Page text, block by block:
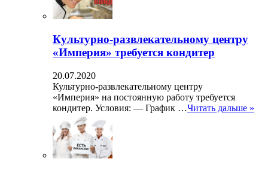
Культурно-развлекательному центру
«Империя» требуется кондитер
20.07.2020
Культурно-развлекательному центру
«Империя» на постоянную работу требуется
кондитер. Условия: — График …Читать дальше »